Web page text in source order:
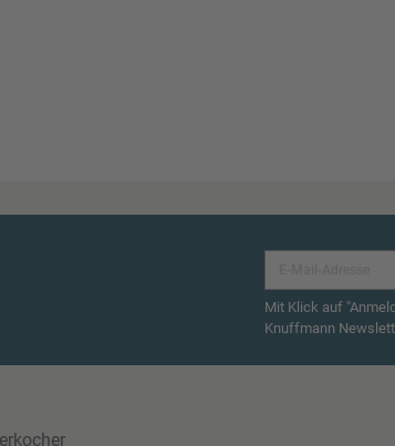
Mit Klick auf
Knuffmann